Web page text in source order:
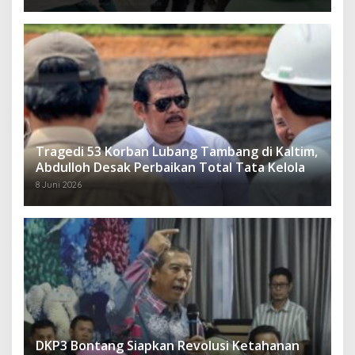
Tragedi 53 Korban Lubang Tambang di Kaltim,
Abdulloh Desak Perbaikan Total Tata Kelola
8 Juni 2026
DKP3 Bontang Siapkan Revolusi Ketahanan